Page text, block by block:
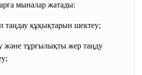
мыналар жатады:
таңдау құқықтарын шектеу;
және тұрғылықты жер таңду